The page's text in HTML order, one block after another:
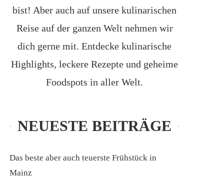
bist! Aber auch auf unsere kulinarischen
Reise auf der ganzen Welt nehmen wir
dich gerne mit. Entdecke kulinarische
Highlights, leckere Rezepte und geheime
Foodspots in aller Welt.
NEUESTE BEITRÄGE
Das beste aber auch teuerste Frühstück in
Mainz